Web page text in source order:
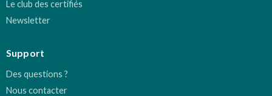
Le club des certifiés
Newsletter
Support
Des questions ?
Nous contacter